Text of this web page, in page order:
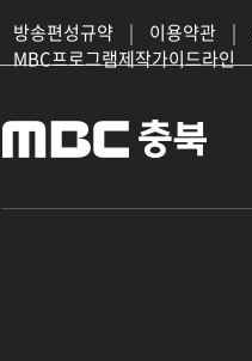
방송편성규약 | 이용약관 |
MBC프로그램제작가이드라인